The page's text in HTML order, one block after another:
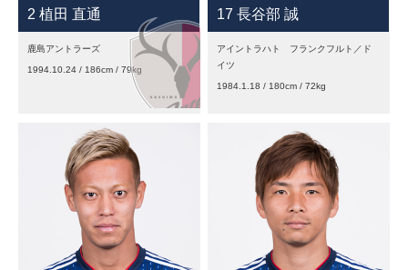
2 植田 直通
鹿島アントラーズ
1994.10.24 / 186cm / 79kg
17 長谷部 誠
アイントラハト フランクフルト／ド
イツ
1984.1.18 / 180cm / 72kg